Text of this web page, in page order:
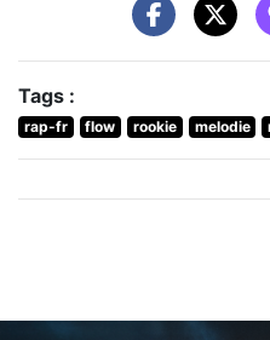
Tags :
rap-fr flow rookie melodie